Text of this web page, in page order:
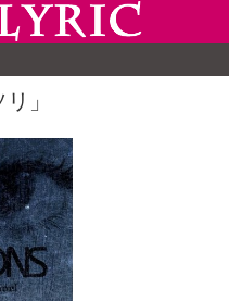
」